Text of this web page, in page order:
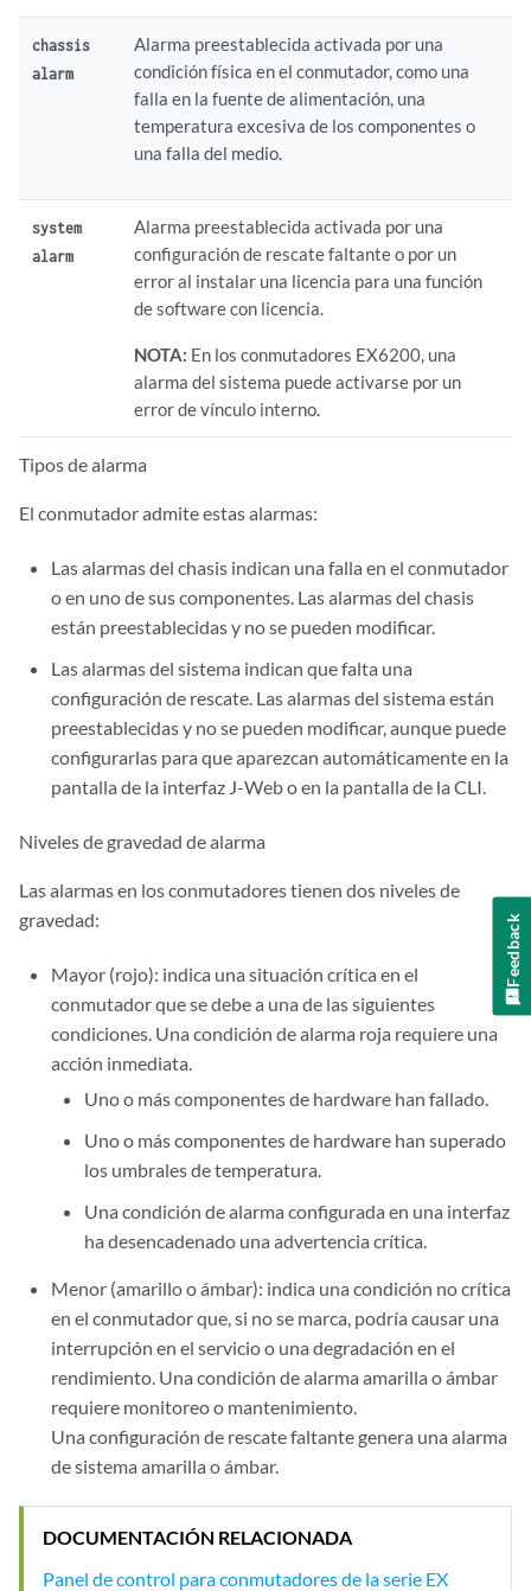
chassis
alarm
Alarma preestablecida activada por una
condición física en el conmutador, como una
falla en la fuente de alimentación, una
temperatura excesiva de los componentes o
una falla del medio.
system
alarm
Alarma preestablecida activada por una
configuración de rescate faltante o por un
error al instalar una licencia para una función
de software con licencia.
NOTA: En los conmutadores EX6200, una
alarma del sistema puede activarse por un
error de vínculo interno.
Tipos de alarma
El conmutador admite estas alarmas:
Las alarmas del chasis indican una falla en el conmutador
o en uno de sus componentes. Las alarmas del chasis
están preestablecidas y no se pueden modificar.
Las alarmas del sistema indican que falta una
configuración de rescate. Las alarmas del sistema están
preestablecidas y no se pueden modificar, aunque puede
configurarlas para que aparezcan automáticamente en la
pantalla de la interfaz J-Web o en la pantalla de la CLI.
Niveles de gravedad de alarma
Las alarmas en los conmutadores tienen dos niveles de
gravedad:
Mayor (rojo): indica una situación crítica en el
conmutador que se debe a una de las siguientes
condiciones. Una condición de alarma roja requiere una
acción inmediata.
Uno o más componentes de hardware han fallado.
Uno o más componentes de hardware han superado
los umbrales de temperatura.
Una condición de alarma configurada en una interfaz
ha desencadenado una advertencia crítica.
Menor (amarillo o ámbar): indica una condición no crítica
en el conmutador que, si no se marca, podría causar una
interrupción en el servicio o una degradación en el
rendimiento. Una condición de alarma amarilla o ámbar
requiere monitoreo o mantenimiento.
Una configuración de rescate faltante genera una alarma
de sistema amarilla o ámbar.
DOCUMENTACIÓN RELACIONADA
Panel de control para conmutadores de la serie EX
Feedback